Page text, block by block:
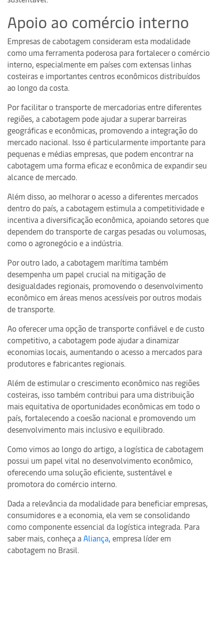
Apoio ao comércio interno
Empresas de cabotagem consideram esta modalidade
como uma ferramenta poderosa para fortalecer o comércio
interno, especialmente em países com extensas linhas
costeiras e importantes centros econômicos distribuídos
ao longo da costa.
Por facilitar o transporte de mercadorias entre diferentes
regiões, a cabotagem pode ajudar a superar barreiras
geográficas e econômicas, promovendo a integração do
mercado nacional. Isso é particularmente importante para
pequenas e médias empresas, que podem encontrar na
cabotagem uma forma eficaz e econômica de expandir seu
alcance de mercado.
Além disso, ao melhorar o acesso a diferentes mercados
dentro do país, a cabotagem estimula a competitividade e
incentiva a diversificação econômica, apoiando setores que
dependem do transporte de cargas pesadas ou volumosas,
como o agronegócio e a indústria.
Por outro lado, a cabotagem marítima também
desempenha um papel crucial na mitigação de
desigualdades regionais, promovendo o desenvolvimento
econômico em áreas menos acessíveis por outros modais
de transporte.
Ao oferecer uma opção de transporte confiável e de custo
competitivo, a cabotagem pode ajudar a dinamizar
economias locais, aumentando o acesso a mercados para
produtores e fabricantes regionais.
Além de estimular o crescimento econômico nas regiões
costeiras, isso também contribui para uma distribuição
mais equitativa de oportunidades econômicas em todo o
país, fortalecendo a coesão nacional e promovendo um
desenvolvimento mais inclusivo e equilibrado.
Como vimos ao longo do artigo, a logística de cabotagem
possui um papel vital no desenvolvimento econômico,
oferecendo uma solução eficiente, sustentável e
promotora do comércio interno.
Dada a relevância da modalidade para beneficiar empresas,
consumidores e a economia, ela vem se consolidando
como componente essencial da logística integrada. Para
saber mais, conheça aAliança, empresa líder em
cabotagem no Brasil.